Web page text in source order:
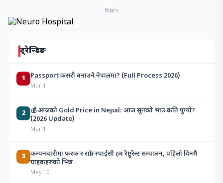
विज्ञापन
ट्रेन्डिङ
1 Passport कसरी बनाउने नेपालमा? (Full Process 2026)
Mar 1
2
💰 आजको Gold Price in Nepal: आज सुनको भाउ कति पुग्यो?
(2026 Update)
Mar 1
3
कन्चनबारीमा फरक र राम्रो–स्पाईसी हब रेष्टुरेन्ट सन्चालन, पहिलो दिनमै
ग्राहकहरुको भिड
May 10